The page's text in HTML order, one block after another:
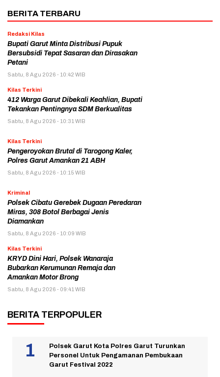
BERITA TERBARU
Redaksi Kilas
Bupati Garut Minta Distribusi Pupuk
Bersubsidi Tepat Sasaran dan Dirasakan
Petani
Sabtu, 8 Agu 2026 - 10:42 WIB
Kilas Terkini
412 Warga Garut Dibekali Keahlian, Bupati
Tekankan Pentingnya SDM Berkualitas
Sabtu, 8 Agu 2026 - 10:31 WIB
Kilas Terkini
Pengeroyokan Brutal di Tarogong Kaler,
Polres Garut Amankan 21 ABH
Sabtu, 8 Agu 2026 - 10:15 WIB
Kriminal
Polsek Cibatu Gerebek Dugaan Peredaran
Miras, 308 Botol Berbagai Jenis
Diamankan
Sabtu, 8 Agu 2026 - 10:09 WIB
Kilas Terkini
KRYD Dini Hari, Polsek Wanaraja
Bubarkan Kerumunan Remaja dan
Amankan Motor Brong
Sabtu, 8 Agu 2026 - 09:41 WIB
BERITA TERPOPULER
Polsek Garut Kota Polres Garut Turunkan
Personel Untuk Pengamanan Pembukaan
Garut Festival 2022